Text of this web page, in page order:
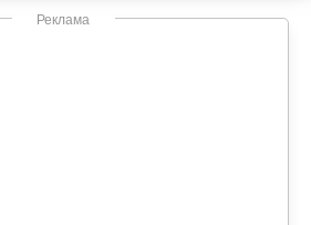
Реклама